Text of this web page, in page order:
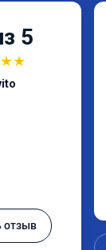
5
★★
отзыв